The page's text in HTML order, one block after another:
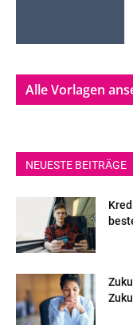
Alle Vorlagen
NEUESTE BEITRÄGE